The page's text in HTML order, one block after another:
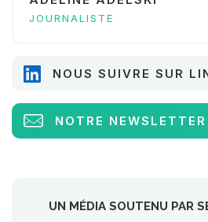
JOURNALISTE
NOUS SUIVRE SUR
NOTRE NEWSLETTER
UN MÉDIA SOUTENU PAR